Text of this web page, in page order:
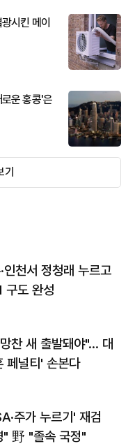
시킨 메이
운 홍콩'은
기
인천서 정청래 누르고
도 완성
찬 새 출발돼야"… 대
페널티' 손본다
주가 누르기' 재검
野 "졸속 국정"